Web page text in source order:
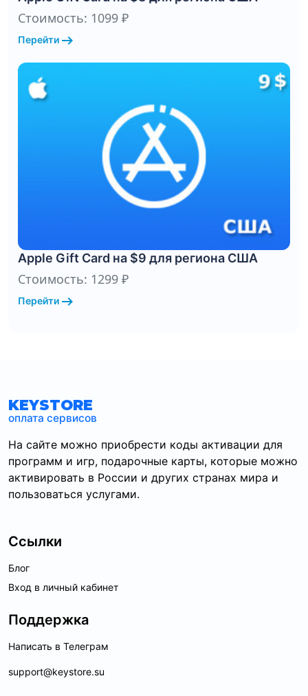
Стоимость: 1099 ₽
Перейти arrow_right_alt
Apple Gift Card на $9 для региона США
Стоимость: 1299 ₽
Перейти arrow_right_alt
KEYSTORE
оплата сервисов
На сайте можно приобрести коды активации для
программ и игр, подарочные карты, которые можно
активировать в России и других странах мира и
пользоваться услугами.
Ссылки
Блог
Вход в личный кабинет
Поддержка
Написать в Телеграм
support@keystore.su